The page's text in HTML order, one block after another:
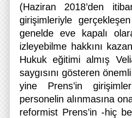
(Haziran 2018’den
girişimleriyle
genelde eve kapalı
izleyebilme hakkını
Hukuk eğitimi almış
saygısını gösteren
yine Prens’in
personelin alınmasına
reformist Prens’in -hiç